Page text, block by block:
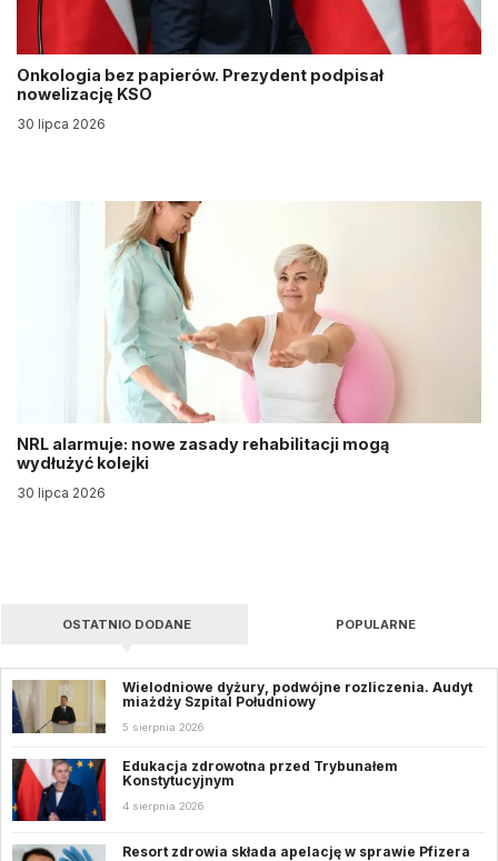
Onkologia bez papierów. Prezydent podpisał
nowelizację KSO
30 lipca 2026
NRL alarmuje: nowe zasady rehabilitacji mogą
wydłużyć kolejki
30 lipca 2026
OSTATNIO DODANE POPULARNE
Wielodniowe dyżury, podwójne rozliczenia. Audyt
miażdży Szpital Południowy
5 sierpnia 2026
Edukacja zdrowotna przed Trybunałem
Konstytucyjnym
4 sierpnia 2026
Resort zdrowia składa apelację w sprawie Pfizera